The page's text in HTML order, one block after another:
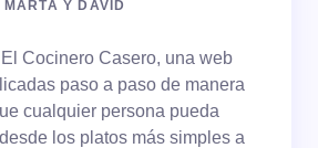
MARTA Y DAVID
Cocinero Casero, una web
paso a paso de manera
cualquier persona pueda
los platos más simples a